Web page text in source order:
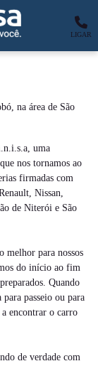
LIGAR
na área de São
uma
nos tornamos ao
firmadas com
Nissan,
de Niterói e São
melhor para nossos
do início ao fim
Quando
passeio ou para
encontrar o carro
de verdade com